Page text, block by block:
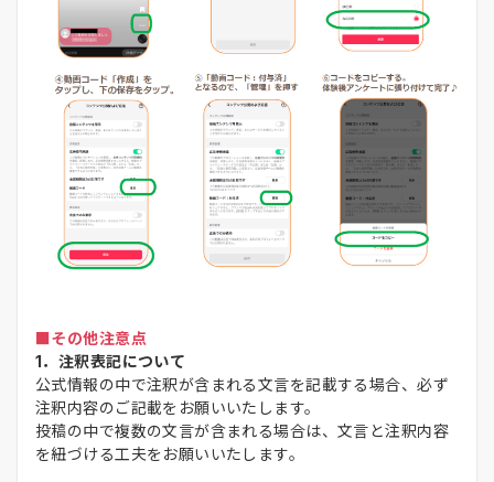
■その他注意点
1．注釈表記について
公式情報の中で注釈が含まれる文言を記載する場合、必ず
注釈内容のご記載をお願いいたします。
投稿の中で複数の文言が含まれる場合は、文言と注釈内容
を紐づける工夫をお願いいたします。